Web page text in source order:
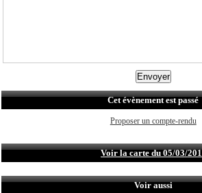
Cet évènement est passé
Proposer un compte-rendu
Voir la carte du 05/03/
Voir aussi